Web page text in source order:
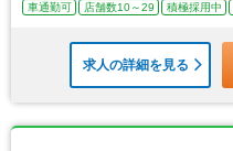
車通勤可
店舗数10～29 積極採用中
求人の詳細を見る